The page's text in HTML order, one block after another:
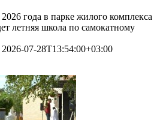
года в парке жилого комплекса
летняя школа по самокатному
2026-07-28T13:54:00+03:00